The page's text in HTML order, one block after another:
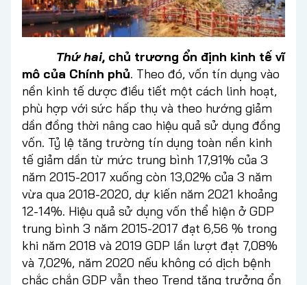
Thứ hai, chủ trương ổn định kinh tế vĩ
mô của Chính phủ. Theo đó, vốn tín dụng vào
nền kinh tế dược điều tiết một cách linh hoạt,
phù hợp với sức hấp thụ và theo hướng giảm
dần đồng thời nâng cao hiệu quả sử dụng đồng
vốn. Tỷ lệ tăng trường tín dụng toàn nền kinh
tế giảm dần từ mức trung bình 17,91% của 3
năm 2015-2017 xuống còn 13,02% của 3 năm
vừa qua 2018-2020, dự kiến năm 2021 khoảng
12-14%. Hiệu quả sử dụng vốn thể hiện ở GDP
trung bình 3 năm 2015-2017 đạt 6,56 % trong
khi năm 2018 và 2019 GDP lần lượt đạt 7,08%
và 7,02%, năm 2020 nếu không có dịch bệnh
chắc chắn GDP vẫn theo Trend tăng trưởng ổn